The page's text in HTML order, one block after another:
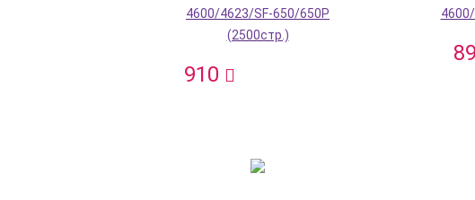
4600/4623/SF-650/650P
(2500стр.)
910